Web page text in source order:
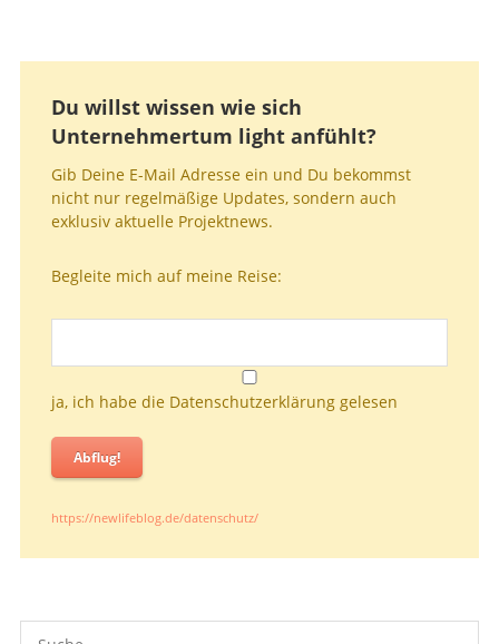
Du willst wissen wie sich
Unternehmertum light anfühlt?
Gib Deine E-Mail Adresse ein und Du bekommst
nicht nur regelmäßige Updates, sondern auch
exklusiv aktuelle Projektnews.
Begleite mich auf meine Reise:
ja, ich habe die Datenschutzerklärung gelesen
Abflug!
https://newlifeblog.de/datenschutz/